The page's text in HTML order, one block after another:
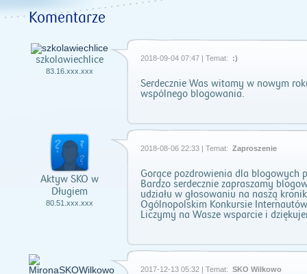
Komentarze
szkolawiechlice
83.16.xxx.xxx
2018-09-04 07:47 | Temat: :)
Serdecznie Was witamy w nowym
wspólnego blogowania.
Aktyw SKO w
Długiem
80.51.xxx.xxx
2018-08-06 22:33 | Temat: Zaproszenie
Gorące pozdrowienia dla blogowych
Bardzo serdecznie zapraszamy
udziału w głosowaniu na naszą
Ogólnopolskim Konkursie
Liczymy na Wasze wsparcie i
2017-12-13 05:32 | Temat: SKO Wilkowo